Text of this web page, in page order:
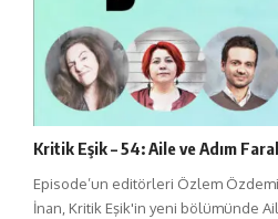
Kritik Eşik – 54: Aile ve Adım
Episode’un editörleri Özlem
İnan, Kritik Eşik'in yeni bölümünde